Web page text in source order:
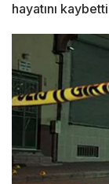
hayatını